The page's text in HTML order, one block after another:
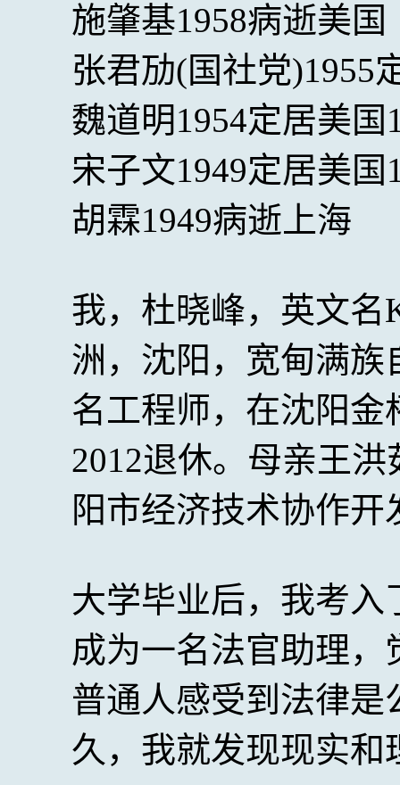
施肇基1958病逝美国
张君劢(国社党)1955
魏道明1954定居美国
宋子文1949定居美国
胡霖1949病逝上海
我，杜晓峰，英文名
洲，沈阳，宽甸满
名工程师，在沈阳
2012退休。母亲王
阳市经济技术协作开
大学毕业后，我考
成为一名法官助理
普通人感受到法律
久，我就发现现实和